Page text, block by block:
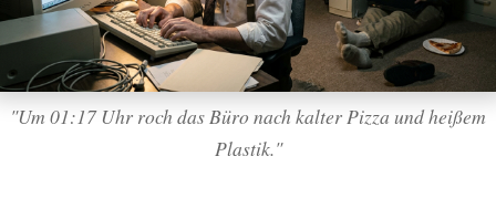
"Um 01:17 Uhr roch das Büro nach kalter Pizza und heißem
Plastik."